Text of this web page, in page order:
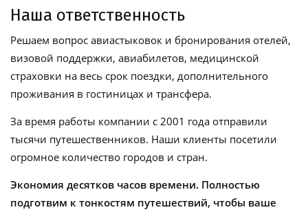
Наша ответственность
Решаем вопрос авиастыковок и бронирования отелей,
визовой поддержки, авиабилетов, медицинской
страховки на весь срок поездки, дополнительного
проживания в гостиницах и трансфера.
За время работы компании с 2001 года отправили
тысячи путешественников. Наши клиенты посетили
огромное количество городов и стран.
Экономия десятков часов времени. Полностью
подготвим к тонкостям путешествий, чтобы ваше